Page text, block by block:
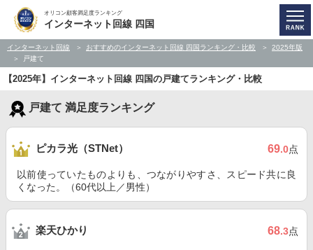
オリコン顧客満足度ランキング
インターネット回線 四国
インターネット回線 おすすめのインターネット回線 四国ランキング・比較
2025年版
戸建て
【2025年】インターネット回線 四国の戸建てランキング・比較
戸建て 満足度ランキング
ピカラ光（STNet） 69.0点
以前使っていたものよりも、つながりやすさ、スピード共に良
くなった。（60代以上／男性）
楽天ひかり 68.3点